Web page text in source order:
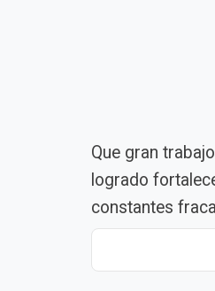
Que gran
logrado
constantes